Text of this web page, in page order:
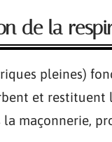
de la
pleines)
et restituent
la maçonnerie,